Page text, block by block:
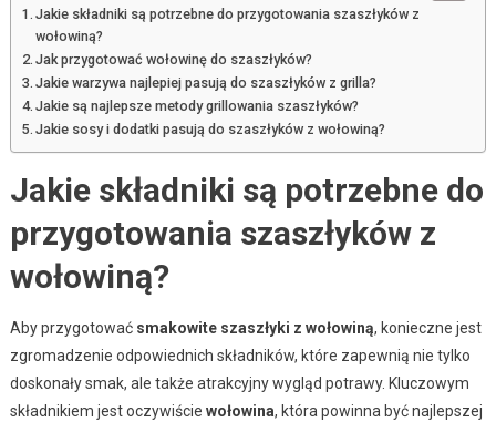
Jakie składniki są potrzebne do przygotowania szaszłyków z
wołowiną?
Jak przygotować wołowinę do szaszłyków?
Jakie warzywa najlepiej pasują do szaszłyków z grilla?
Jakie są najlepsze metody grillowania szaszłyków?
Jakie sosy i dodatki pasują do szaszłyków z wołowiną?
Jakie składniki są potrzebne do
przygotowania szaszłyków z
wołowiną?
Aby przygotować smakowite szaszłyki z wołowiną, konieczne jest
zgromadzenie odpowiednich składników, które zapewnią nie tylko
doskonały smak, ale także atrakcyjny wygląd potrawy. Kluczowym
składnikiem jest oczywiście wołowina, która powinna być najlepszej